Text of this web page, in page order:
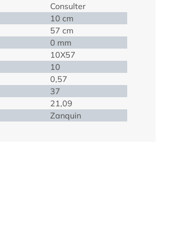
Consulter
10 cm
57 cm
0 mm
10X57
10
0,57
37
21,09
Zanquin